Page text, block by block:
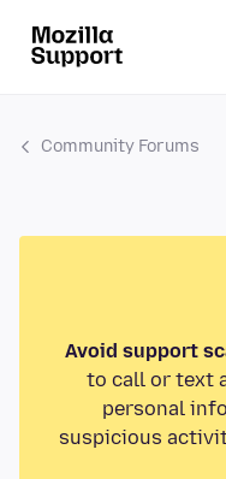
Community Forums
Avoid support
to call or text
personal
suspicious